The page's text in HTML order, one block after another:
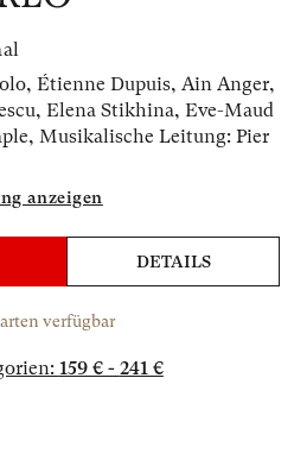
Étienne Dupuis, Ain Anger,
Elena Stikhina, Eve-Maud
Musikalische Leitung: Pier
anzeigen
DETAILS
verfügbar
159 € - 241 €